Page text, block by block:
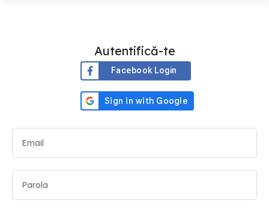
Autentifică-te
Facebook Login